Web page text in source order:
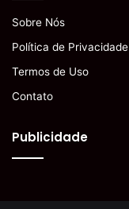
Sobre Nós
Política de Privacidade
Termos de Uso
Contato
Publicidade